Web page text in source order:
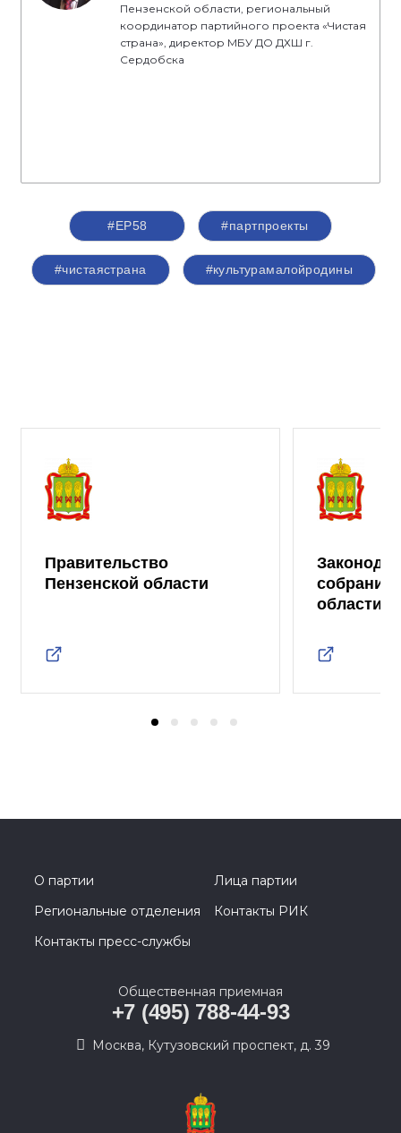
Пензенской области, региональный
координатор партийного проекта «Чистая
страна», директор МБУ ДО ДХШ г.
Сердобска
#ЕР58 #партпроекты
#чистаястрана #культурамалойродины
Правительство
Пензенской области
собрание
области
О партии
Лица партии
Региональные отделения
Контакты РИК
Контакты пресс-службы
Общественная приемная
+7 (495) 788-44-93
Москва, Кутузовский проспект, д. 39